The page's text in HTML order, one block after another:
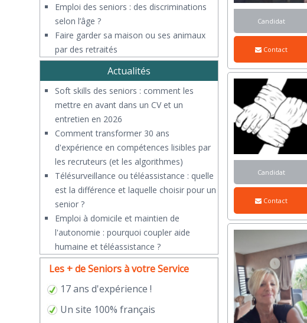
Candidat
Contact
Candidat
Contact
Emploi des seniors : des discriminations
selon l’âge ?
Faire garder sa maison ou ses animaux
par des retraités
Actualités
Soft skills des seniors : comment les
mettre en avant dans un CV et un
entretien en 2026
Comment transformer 30 ans
d'expérience en compétences lisibles par
les recruteurs (et les algorithmes)
Télésurveillance ou téléassistance : quelle
est la différence et laquelle choisir pour un
senior ?
​Emploi à domicile et maintien de
l'autonomie : pourquoi coupler aide
humaine et téléassistance ?
Les + de Seniors à votre Service
17 ans d'expérience !
Un site 100% français